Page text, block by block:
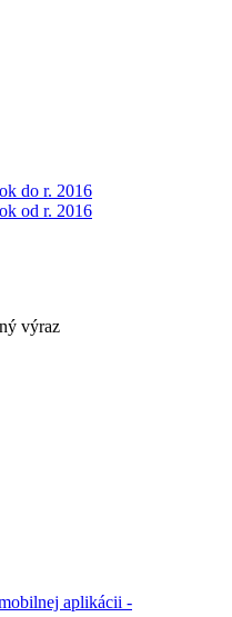
do r. 2016
od r. 2016
výraz
aplikácii -